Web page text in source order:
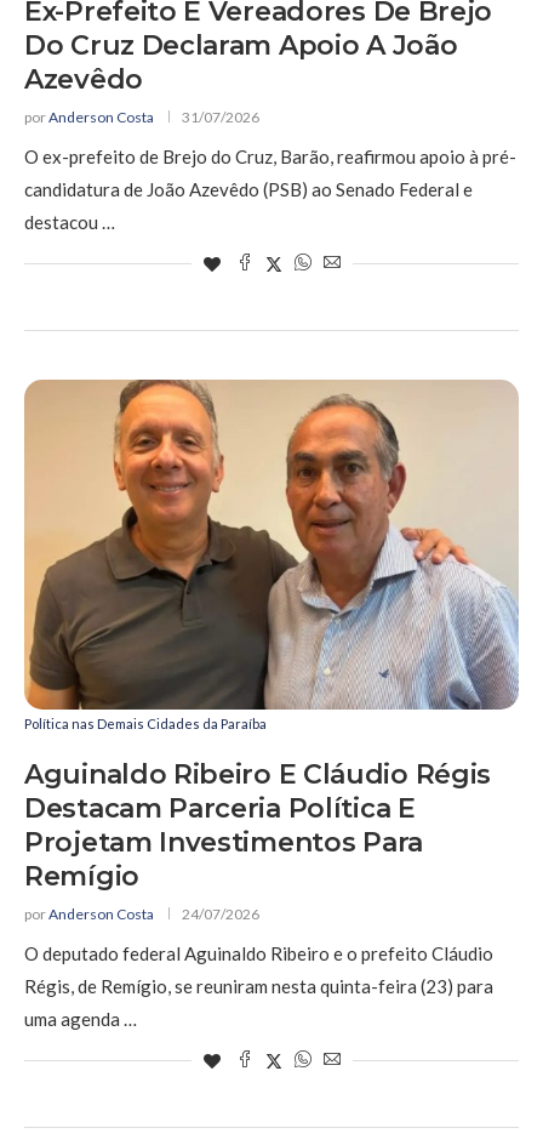
Ex-Prefeito E Vereadores De Brejo
Do Cruz Declaram Apoio A João
Azevêdo
porAnderson Costa 31/07/2026
O ex-prefeito de Brejo do Cruz, Barão, reafirmou apoio à pré-
candidatura de João Azevêdo (PSB) ao Senado Federal e
destacou …
Política nas Demais Cidades da Paraíba
Aguinaldo Ribeiro E Cláudio Régis
Destacam Parceria Política E
Projetam Investimentos Para
Remígio
porAnderson Costa 24/07/2026
O deputado federal Aguinaldo Ribeiro e o prefeito Cláudio
Régis, de Remígio, se reuniram nesta quinta-feira (23) para
uma agenda …